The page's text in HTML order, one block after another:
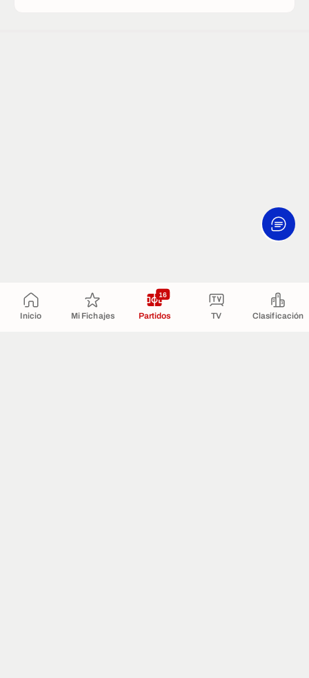
Inicio Mi Fichajes Partidos
16
TV Clasificación